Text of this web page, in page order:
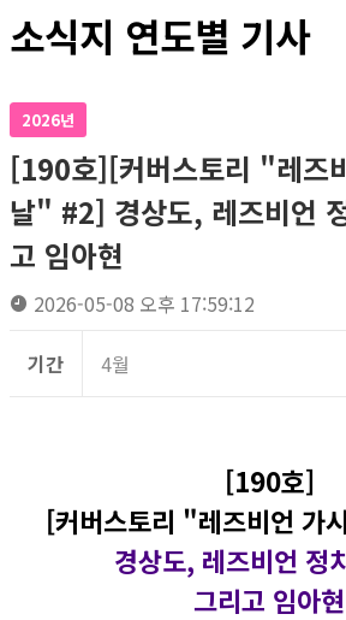
소식지 연도별 기사
2026년
[190호][커버스토리 "레즈
날" #2] 경상도, 레즈비언
고 임아현
2026-05-08 오후 17:59:12
기간 4월
[190호]
[커버스토리 "레즈비언 가
경상도, 레즈비언 정
그리고 임아현